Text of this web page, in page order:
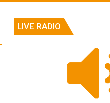
LIVE RADIO